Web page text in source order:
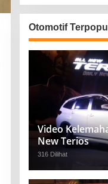
Otomotif
Video
New Terios
316 Dilihat